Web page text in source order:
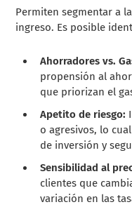
Permiten segmentar a
ingreso. Es posible
Ahorradores vs.
propensión al
que priorizan el
Apetito de riesgo:
o agresivos, lo
de inversión y
Sensibilidad al
clientes que
variación en las